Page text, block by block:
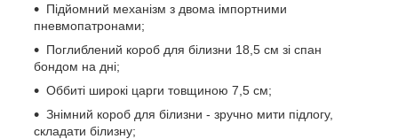
Підйомний механізм з двома імпортними
пневмопатронами;
Поглиблений короб для білизни 18,5 см зі спан
бондом на дні;
Оббиті широкі царги товщиною 7,5 см;
Знімний короб для білизни - зручно мити підлогу,
складати білизну;